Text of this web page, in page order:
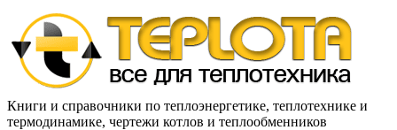
Книги и справочники по теплоэнергетике, теплотехнике и
термодинамике, чертежи котлов и теплообменников